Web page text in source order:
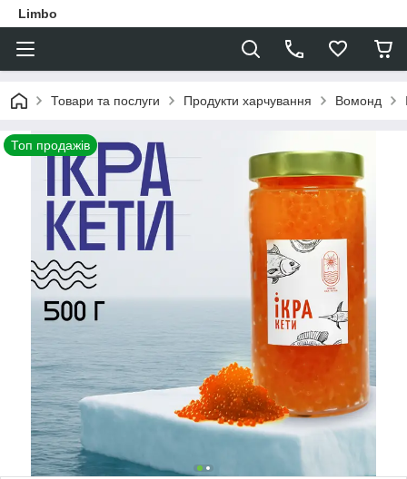
Limbo
Товари та послуги Продукти харчування Вомонд
Топ продажів